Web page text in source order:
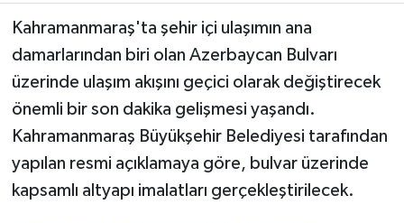
Kahramanmaraş'ta şehir içi ulaşımın ana
damarlarından biri olan Azerbaycan Bulvarı
üzerinde ulaşım akışını geçici olarak değiştirecek
önemli bir son dakika gelişmesi yaşandı.
Kahramanmaraş Büyükşehir Belediyesi tarafından
yapılan resmi açıklamaya göre, bulvar üzerinde
kapsamlı altyapı imalatları gerçekleştirilecek.
MEDYA
TEKNOLOJİ
YAŞAM